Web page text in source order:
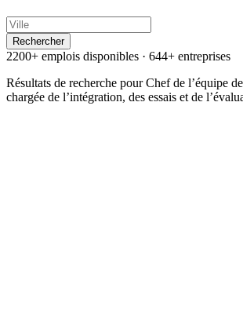
Rechercher
2200+ emplois disponibles · 644+ entreprises
Résultats de recherche pourChef de l’équipe
chargée de l’intégration, des essais et de